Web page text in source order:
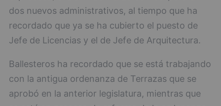
dos nuevos administrativos, al tiempo que ha
recordado que ya se ha cubierto el puesto de
Jefe de Licencias y el de Jefe de Arquitectura.
Ballesteros ha recordado que se está trabajando
con la antigua ordenanza de Terrazas que se
aprobó en la anterior legislatura, mientras que